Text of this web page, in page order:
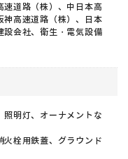
速道路（株）、中日本高
神高速道路（株）、日本
設会社、衛生・電気設備
照明灯、オーナメントな
火栓用鉄蓋、グラウンド